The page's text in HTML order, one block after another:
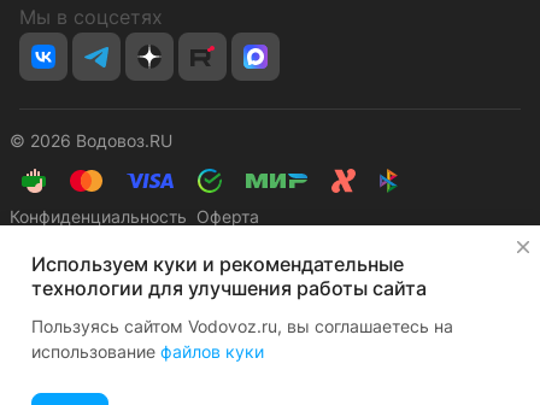
Мы в соцсетях
© 2026 Водовоз.RU
Конфиденциальность Оферта
Используем куки и рекомендательные
технологии для улучшения работы сайта
Пользуясь сайтом Vodovoz.ru, вы соглашаетесь на
использование файлов куки